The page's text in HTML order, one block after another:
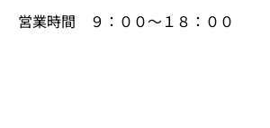
営業時間 ９：００～１８：００